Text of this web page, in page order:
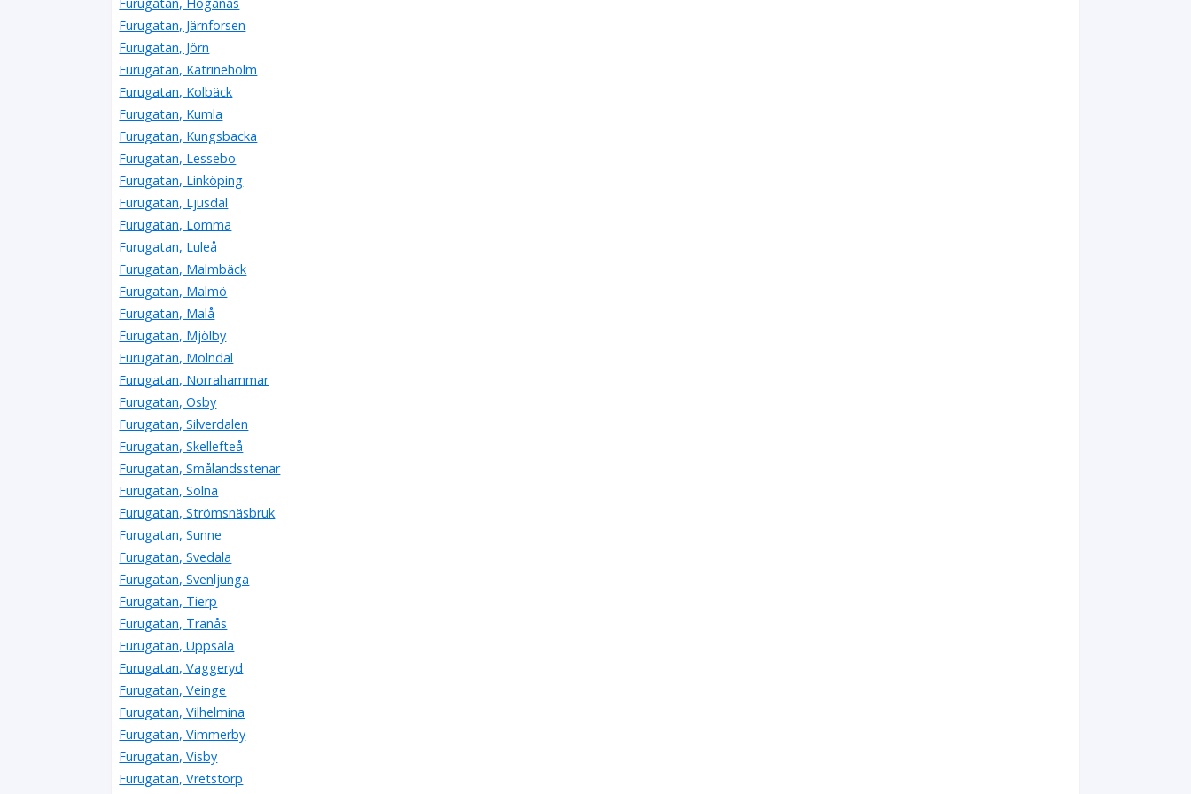
Furugatan, Järnforsen
Furugatan, Jörn
Furugatan, Katrineholm
Furugatan, Kolbäck
Furugatan, Kumla
Furugatan, Kungsbacka
Furugatan, Lessebo
Furugatan, Linköping
Furugatan, Ljusdal
Furugatan, Lomma
Furugatan, Luleå
Furugatan, Malmbäck
Furugatan, Malmö
Furugatan, Malå
Furugatan, Mjölby
Furugatan, Mölndal
Furugatan, Norrahammar
Furugatan, Osby
Furugatan, Silverdalen
Furugatan, Skellefteå
Furugatan, Smålandsstenar
Furugatan, Solna
Furugatan, Strömsnäsbruk
Furugatan, Sunne
Furugatan, Svedala
Furugatan, Svenljunga
Furugatan, Tierp
Furugatan, Tranås
Furugatan, Uppsala
Furugatan, Vaggeryd
Furugatan, Veinge
Furugatan, Vilhelmina
Furugatan, Vimmerby
Furugatan, Visby
Furugatan, Vretstorp